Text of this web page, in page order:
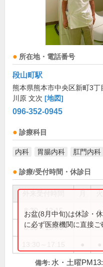
所在地・電話番号
段山町駅
熊本県熊本市中央区新町3丁
川原 文次 [地図]
096-352-0945
診療科目
内科 胃腸内科 肛門内科
診療/受付時間・休診日
8:30～12:15 ● ●
8:30～13:45
お盆(8月中旬)は休診・
に必ず医療機関に直接ご
備考: 水・土曜